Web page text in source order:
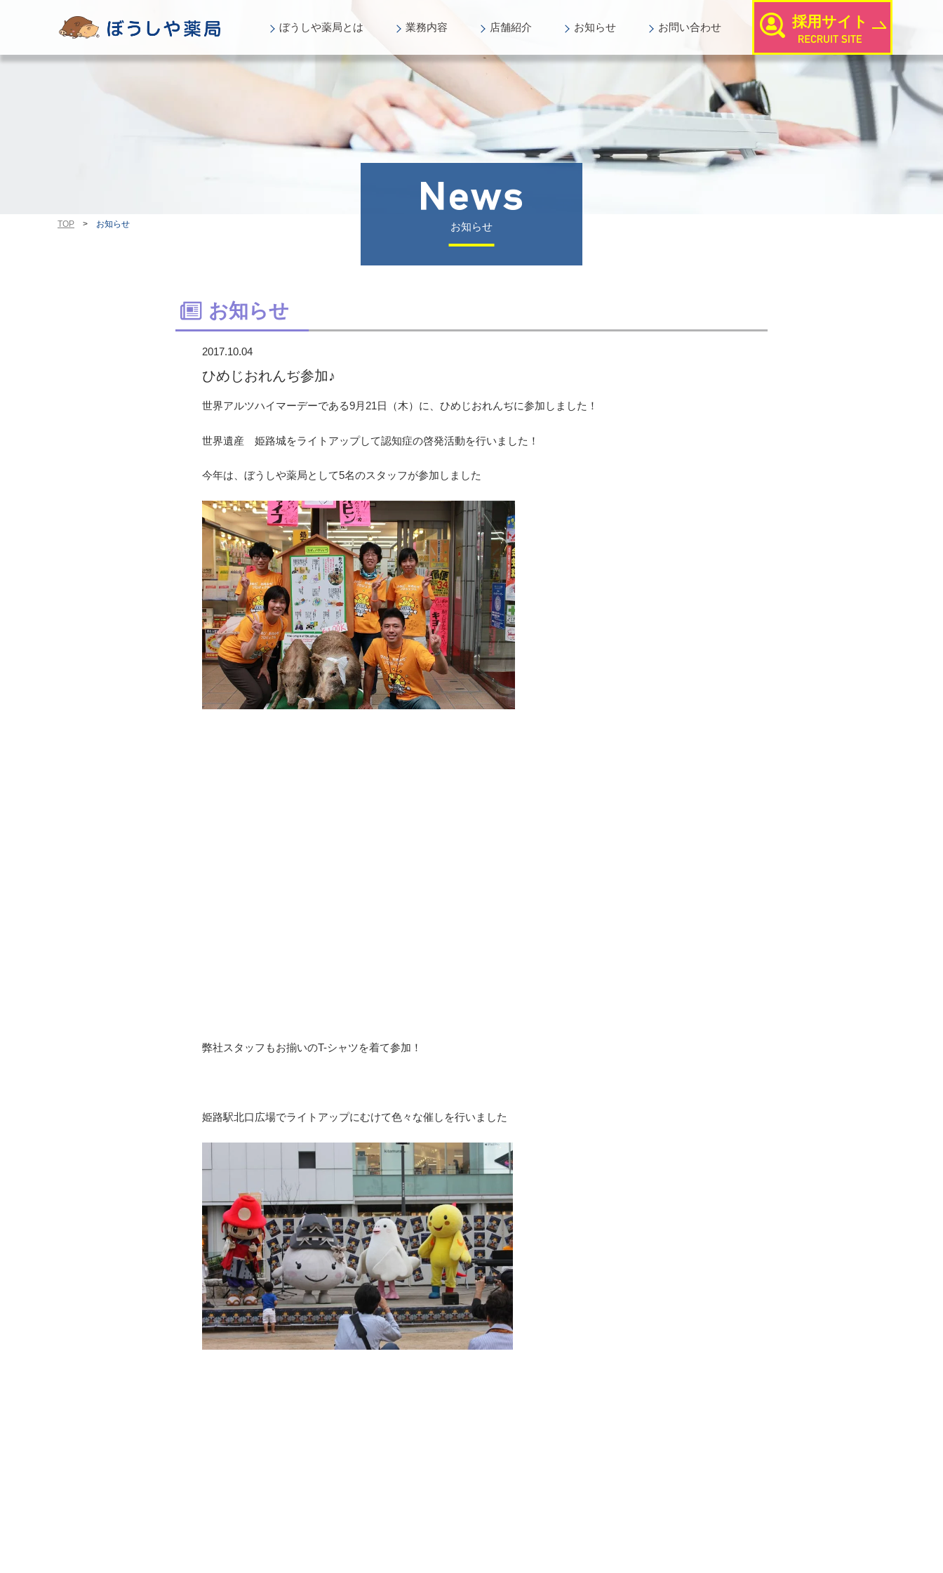
ぼうしや薬局とは 業務内容 店舗紹介 お知らせ お問い合わせ 採用サイト
お知らせ
TOP > お知らせ
お知らせ
2017.10.04
ひめじおれんぢ参加♪
世界アルツハイマーデーである9月21日（木）に、ひめじおれんぢに参加しました！
世界遺産 姫路城をライトアップして認知症の啓発活動を行いました！
今年は、ぼうしや薬局として5名のスタッフが参加しました
弊社スタッフもお揃いのT-シャツを着て参加！
姫路駅北口広場でライトアップにむけて色々な催しを行いました